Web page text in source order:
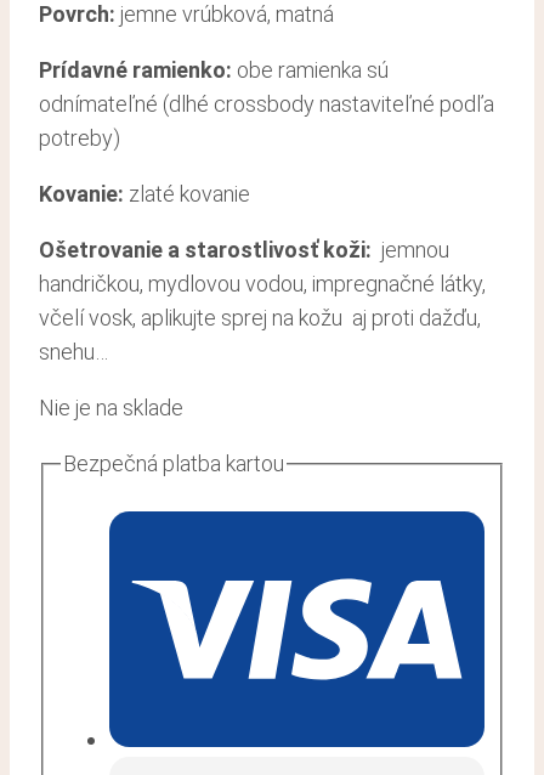
Povrch: jemne vrúbková, matná
Prídavné ramienko: obe ramienka sú
odnímateľné (dlhé crossbody nastaviteľné podľa
potreby)
Kovanie: zlaté kovanie
Ošetrovanie a starostlivosť koži: jemnou
handričkou, mydlovou vodou, impregnačné látky,
včelí vosk, aplikujte sprej na kožu aj proti dažďu,
snehu…
Nie je na sklade
Bezpečná platba kartou